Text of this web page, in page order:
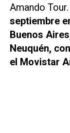
Amando Tour.
septiembre
Buenos
Neuquén,
el Movistar